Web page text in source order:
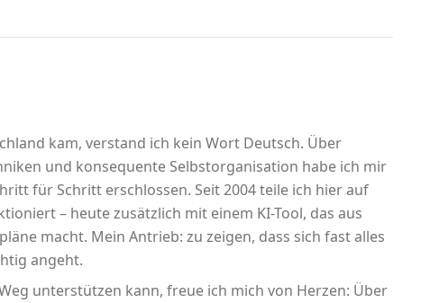
kam, verstand ich kein Wort Deutsch. Über
und konsequente Selbstorganisation habe ich mir
für Schritt erschlossen. Seit 2004 teile ich hier auf
– heute zusätzlich mit einem KI-Tool, das aus
macht. Mein Antrieb: zu zeigen, dass sich fast alles
angeht.
unterstützen kann, freue ich mich von Herzen: Über